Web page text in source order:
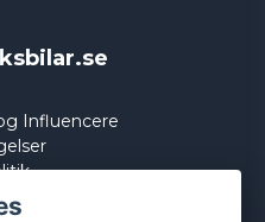
Influencere